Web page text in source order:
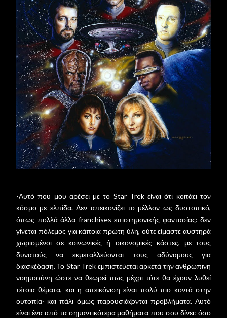
-Αυτό που μου αρέσει με το Star Trek είναι ότι κοιτάει τον
κόσμο με ελπίδα. Δεν απεικονίζει το μέλλον ως δυστοπικό,
όπως πολλά άλλα franchises επιστημονικής φαντασίας: δεν
γίνεται πόλεμος για κάποια πρώτη ύλη, ούτε είμαστε αυστηρά
χωρισμένοι σε κοινωνικές ή οικονομικές κάστες, με τους
δυνατούς να εκμεταλλεύονται τους αδύναμους για
διασκέδαση. Το Star Trek εμπιστεύεται αρκετά την ανθρώπινη
νοημοσύνη ώστε να θεωρεί πως μέχρι τότε θα έχουν λυθεί
τέτοια θέματα, και η απεικόνιση είναι πολύ πιο κοντά στην
ουτοπία∙ και πάλι όμως παρουσιάζονται προβλήματα. Αυτό
είναι ένα από τα σημαντικότερα μαθήματα που σου δίνει: όσο